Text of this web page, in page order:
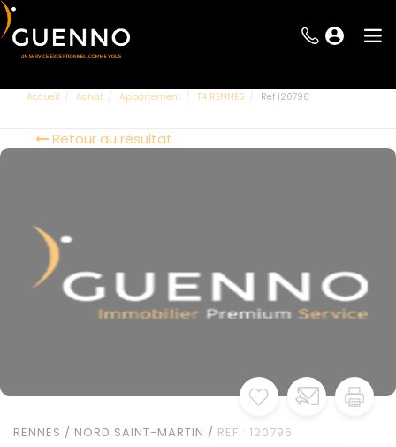
Accueil Achat Appartement T4 RENNES Ref 120796
Retour au résultat
RENNES / NORD SAINT-MARTIN / REF : 120796